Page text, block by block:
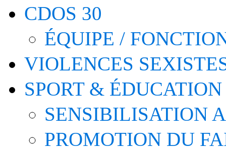
CDOS 30
ÉQUIPE /
VIOLENCES
SPORT &
SENSIBILISATION
PROMOTION DU